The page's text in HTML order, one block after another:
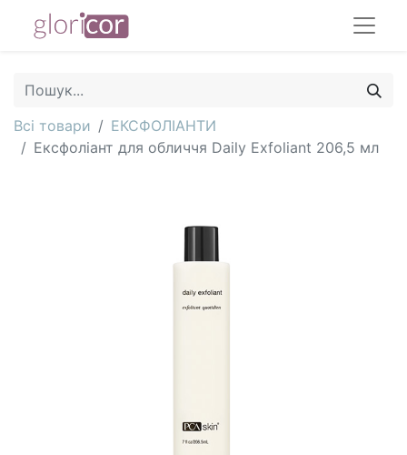
Всі товари
ЕКСФОЛІАНТИ
Ексфоліант для обличчя Daily Exfoliant 206,5 мл